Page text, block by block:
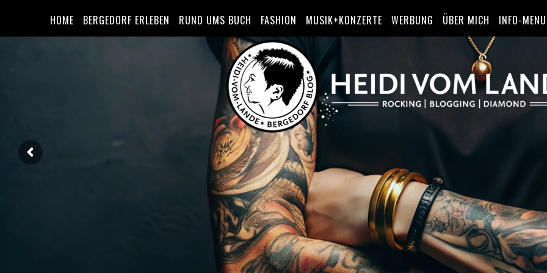
HOME BERGEDORF ERLEBEN RUND UMS BUCH FASHION MUSIK+KONZERTE WERBUNG ÜBER MICH INFO-